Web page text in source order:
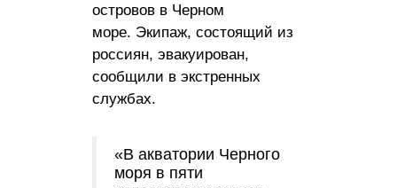
островов в Черном
море. Экипаж, состоящий из
россиян, эвакуирован,
сообщили в экстренных
службах.
«В акватории Черного
моря в пяти